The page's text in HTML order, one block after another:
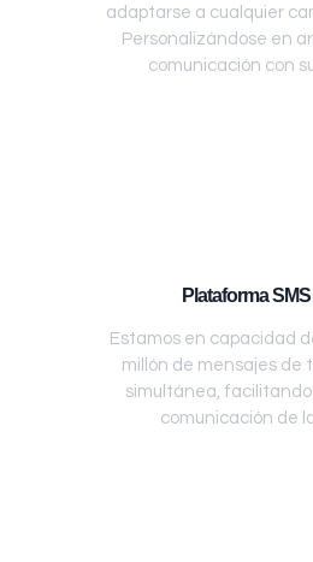
adaptarse a cualquier
Personalizándose en
comunicación con
Plataforma
Estamos en capacidad
millón de mensajes de
simultánea, facilitando
comunicación de